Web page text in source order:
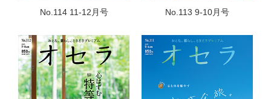
No.114 11-12月号 No.113 9-10月号